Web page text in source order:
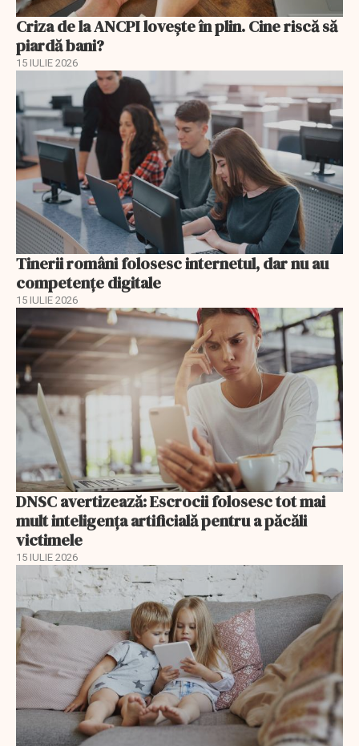
Criza de la ANCPI lovește în plin. Cine riscă să
piardă bani?
15 IULIE 2026
Tinerii români folosesc internetul, dar nu au
competențe digitale
15 IULIE 2026
DNSC avertizează: Escrocii folosesc tot mai
mult inteligența artificială pentru a păcăli
victimele
15 IULIE 2026